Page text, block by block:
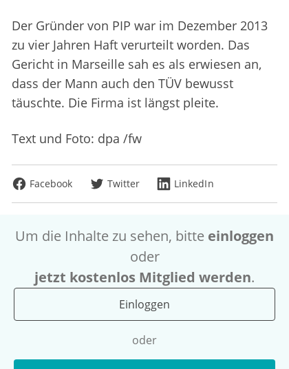
Der Gründer von PIP war im Dezember 2013
zu vier Jahren Haft verurteilt worden. Das
Gericht in Marseille sah es als erwiesen an,
dass der Mann auch den TÜV bewusst
täuschte. Die Firma ist längst pleite.
Text und Foto: dpa /fw
Facebook Twitter LinkedIn
Um die Inhalte zu sehen, bitte einloggen
oder
jetzt kostenlos Mitglied werden.
Einloggen
oder